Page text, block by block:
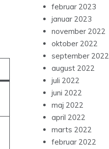
februar 2023
januar 2023
november 2022
oktober 2022
september 2022
august 2022
juli 2022
juni 2022
maj 2022
april 2022
marts 2022
februar 2022